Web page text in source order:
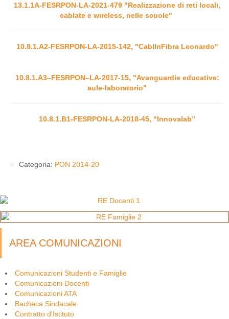
13.1.1A-FESRPON-LA-2021-479 "Realizzazione di reti locali,
cablate e wireless, nelle scuole"
10.8.1.A2-FESRPON-LA-2015-142, "CablInFibra Leonardo"
10.8.1.A3–FESRPON–LA-2017-15, "Avanguardie educative:
aule-laboratorio"
10.8.1.B1-FESRPON-LA-2018-45, “Innovalab”
Categoria: PON 2014-20
AREA COMUNICAZIONI
Comunicazioni Studenti e Famiglie
Comunicazioni Docenti
Comunicazioni ATA
Bacheca Sindacale
Contratto d'Istituto